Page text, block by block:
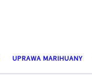
UPRAWA MARIHUANY